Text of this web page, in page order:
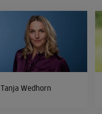
Tanja Wedhorn